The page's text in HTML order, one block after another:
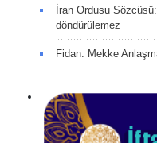
İran Ordusu
döndürülemez
Fidan: Mekke